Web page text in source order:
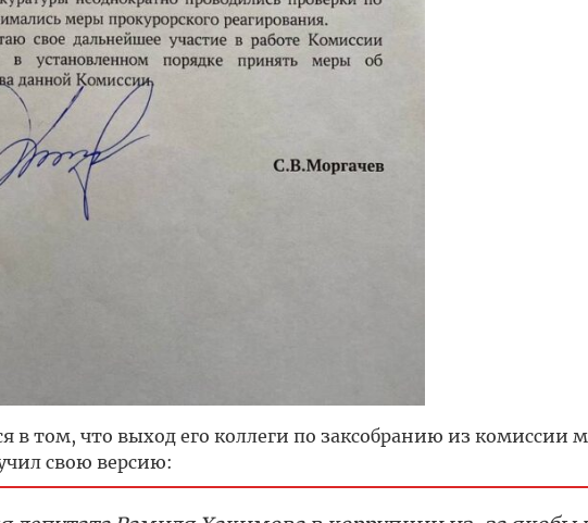
в том, что выход его коллеги по заксобранию из комиссии
свою версию: